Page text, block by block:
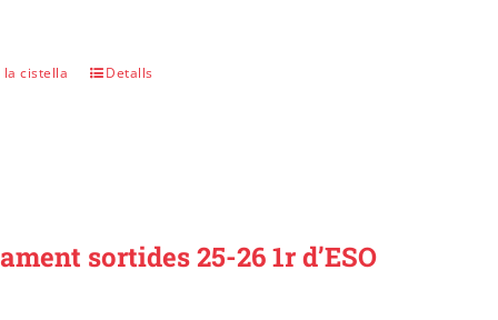
la cistella Detalls
sortides 25-26 1r d’ESO